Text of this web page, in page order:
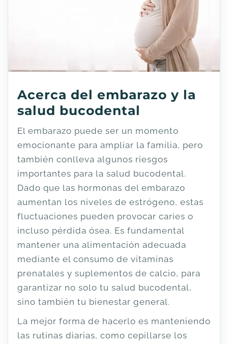
Acerca del embarazo y la
salud bucodental
El embarazo puede ser un momento
emocionante para ampliar la familia, pero
también conlleva algunos riesgos
importantes para la salud bucodental.
Dado que las hormonas del embarazo
aumentan los niveles de estrógeno, estas
fluctuaciones pueden provocar caries o
incluso pérdida ósea. Es fundamental
mantener una alimentación adecuada
mediante el consumo de vitaminas
prenatales y suplementos de calcio, para
garantizar no solo tu salud bucodental,
sino también tu bienestar general.
La mejor forma de hacerlo es manteniendo
las rutinas diarias, como cepillarse los